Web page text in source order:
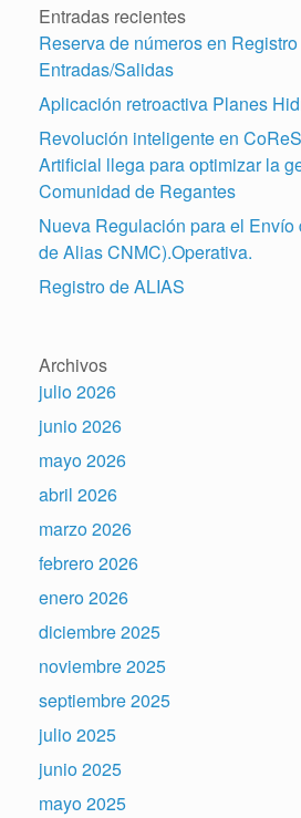
Entradas recientes
Reserva de números en
Entradas/Salidas
Aplicación retroactiva Planes
Revolución inteligente en
Artificial llega para optimizar la
Comunidad de Regantes
Nueva Regulación para el Envío
de Alias CNMC).Operativa.
Registro de ALIAS
Archivos
julio 2026
junio 2026
mayo 2026
abril 2026
marzo 2026
febrero 2026
enero 2026
diciembre 2025
noviembre 2025
septiembre 2025
julio 2025
junio 2025
mayo 2025